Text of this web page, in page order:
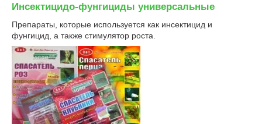
Инсектицидо-фунгициды универсальные
Препараты, которые используется как инсектицид и
фунгицид, а также стимулятор роста.